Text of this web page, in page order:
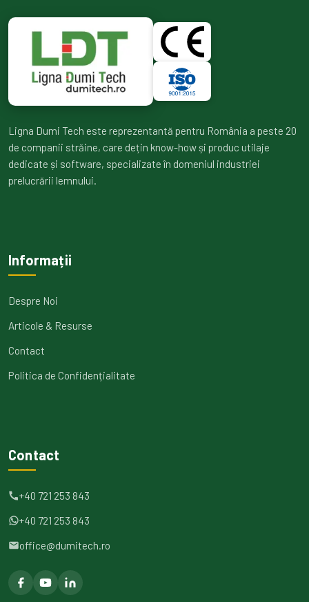
Ligna Dumi Tech este reprezentantă pentru România a peste 20
de companii străine, care dețin know-how și produc utilaje
dedicate și software, specializate în domeniul industriei
prelucrării lemnului.
Informații
Despre Noi
Articole & Resurse
Contact
Politica de Confidențialitate
Contact
+40 721 253 843
+40 721 253 843
office@dumitech.ro